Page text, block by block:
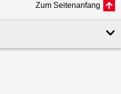
Zum Seitenanfang